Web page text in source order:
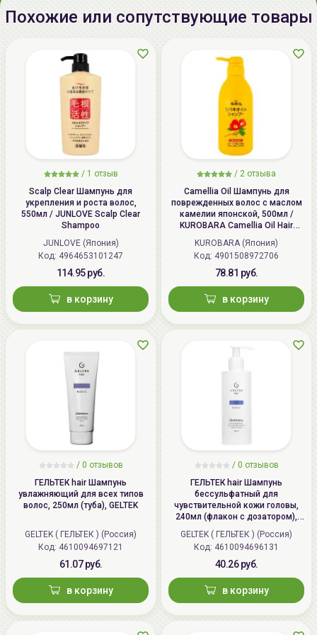
Беларусь:
УНП 192179286, Беларусь,
220020 Минск, ул.Радужная 4/1-
136. www.allcosmetics.by, E-mail:
info@allcosmetics.by,
Похожие или сопутствующие товары
/ 1 отзыв
Scalp Clear Шампунь для
укрепления и роста волос,
550мл / JUNLOVE Scalp Clear
Shampoo
JUNLOVE (Япония)
Код: 4964653101247
114.95 руб.
в корзину
/ 2 отзыва
Camellia Oil Шампунь для
поврежденных волос с маслом
камелии японской, 500мл /
KUROBARA Camellia Oil Hair
Shampoo
KUROBARA (Япония)
Код: 4901508972706
78.81 руб.
в корзину
/ 0 отзывов
ГЕЛЬТЕК hair Шампунь
увлажняющий для всех типов
волос, 250мл (туба), GELTEK
GELTEK ( ГЕЛЬТЕК ) (Россия)
Код: 4610094697121
61.07 руб.
в корзину
/ 0 отзывов
ГЕЛЬТЕК hair Шампунь
бессульфатный для
чувствительной кожи головы,
240мл (флакон с дозатором),
GELTEK ( ГЕЛЬТЕК ) (Россия)
Код: 4610094696131
40.26 руб.
в корзину